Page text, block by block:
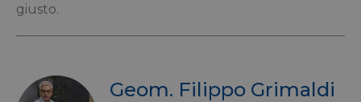
giusto.
Geom. Filippo Grimaldi